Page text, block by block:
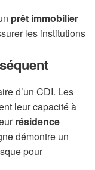
prêt immobilier
les institutions
d’un CDI. Les
leur capacité à
résidence
démontre un
pour